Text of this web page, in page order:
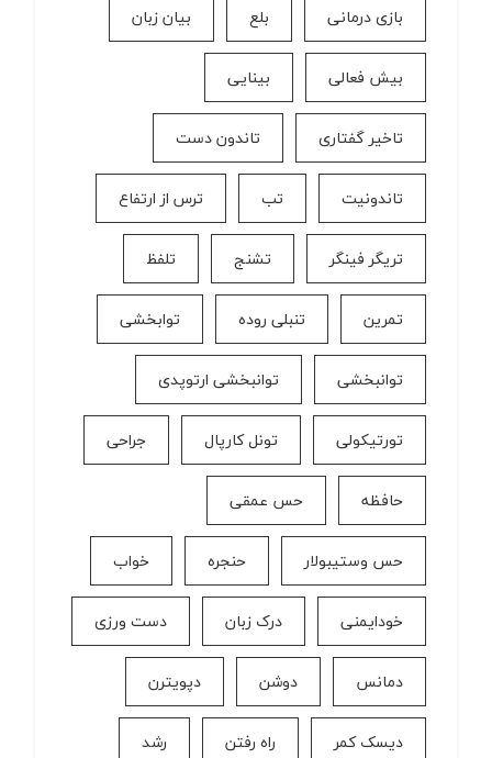
بازی درمانی بلع بیان زبان
بیش فعالی بینایی
تاخیر گفتاری تاندون دست
تاندونیت تب ترس از ارتفاع
تریگر فینگر تشنج تلفظ
تمرین تنبلی روده توابخشی
توانبخشی توانبخشی ارتوپدی
تورتیکولی تونل کارپال جراحی
حافظه حس عمقی
حس وستیبولار حنجره خواب
خودایمنی درک زبان دست ورزی
دمانس دوشن دپویترن
دیسک کمر راه رفتن رشد